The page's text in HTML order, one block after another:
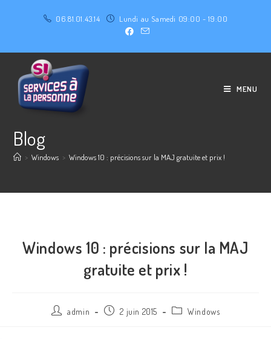
06.81.01.43.14 Lundi au Samedi 09:00 - 19:00
MENU
Blog
> Windows > Windows 10 : précisions sur la MAJ gratuite et prix !
Windows 10 : précisions sur la MAJ
gratuite et prix !
admin 2 juin 2015 Windows